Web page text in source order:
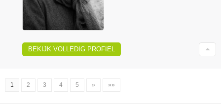
BEKIJK VOLLEDIG PROFIEL
1 2 3 4 5 » »»